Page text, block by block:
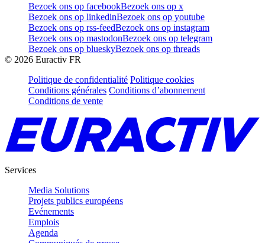
Bezoek ons op facebookBezoek ons op x
Bezoek ons op linkedinBezoek ons op youtube
Bezoek ons op rss-feedBezoek ons op instagram
Bezoek ons op mastodonBezoek ons op telegram
Bezoek ons op blueskyBezoek ons op threads
© 2026 Euractiv FR
Politique de confidentialité Politique cookies
Conditions générales Conditions d’abonnement
Conditions de vente
Services
Media Solutions
Projets publics européens
Evénements
Emplois
Agenda